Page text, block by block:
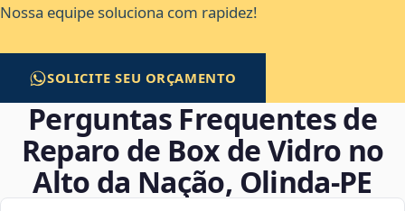
Nossa equipe soluciona com rapidez!
SOLICITE SEU ORÇAMENTO
Perguntas Frequentes de
Reparo de Box de Vidro no
Alto da Nação, Olinda‑PE